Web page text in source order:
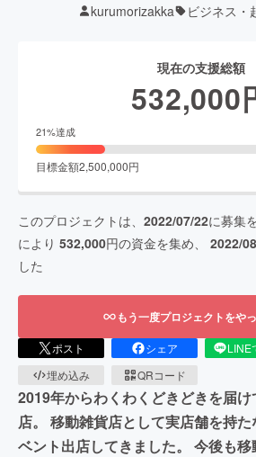
kurumorizakka ビジネス・
現在の支援総額
532,000
21%達成
目標金額2,500,000円
このプロジェクトは、 2022/07/22に募集
により 532,000円の資金を集め、 2022/
した
もう一度プロジェクトをや
ポスト シェア LINE
埋め込み
QRコード
2019年からわくわくどきどきを届
店。 移動雑貨店として実店舗を持
ベント出店してきました。 今後も